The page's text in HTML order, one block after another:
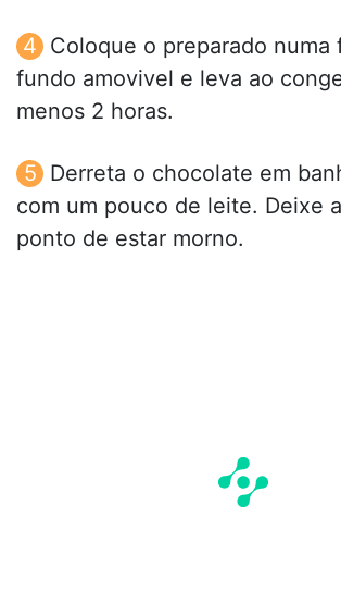
Coloque o preparado numa
fundo amovivel e leva ao
menos 2 horas.
Derreta o chocolate em
com um pouco de leite. Deixe
ponto de estar morno.